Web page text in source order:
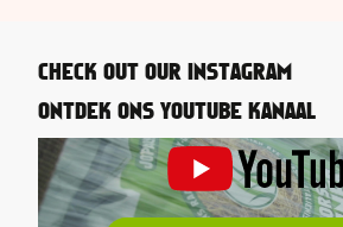
CHECK OUT OUR INSTAGRAM
ONTDEK ONS YOUTUBE KANAAL